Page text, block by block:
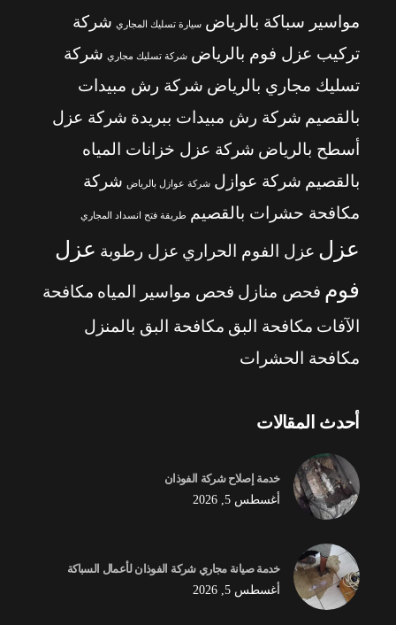
مواسير سباكة بالرياض سيارة تسليك المجاري شركة
تركيب عزل فوم بالرياض شركة تسليك مجاري شركة
تسليك مجاري بالرياض شركة رش مبيدات
بالقصيم شركة رش مبيدات ببريدة شركة عزل
أسطح بالرياض شركة عزل خزانات المياه
بالقصيم شركة عوازل شركة عوازل بالرياض شركة
مكافحة حشرات بالقصيم طريقة فتح انسداد المجاري
عزل عزل الفوم الحراري عزل رطوبة عزل
فوم فحص منازل فحص مواسير المياه مكافحة
الآفات مكافحة البق مكافحة البق بالمنزل
مكافحة الحشرات
أحدث المقالات
خدمة إصلاح شركة الفوذان
أغسطس 5, 2026
خدمة صيانة مجاري شركة الفوذان لأعمال السباكة
أغسطس 5, 2026